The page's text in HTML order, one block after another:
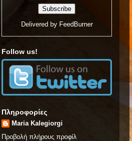
Delivered by FeedBurner
Follow us!
Πληροφορίες
Maria Kalegiorgi
Προβολή πλήρους προφίλ